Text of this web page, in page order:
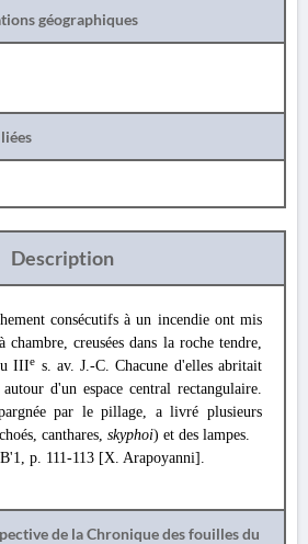
géographiques
Description
consécutifs à un incendie ont mis
chambre, creusées dans la roche tendre,
IIIe s. av. J.-C. Chacune d'elles abritait
d'un espace central rectangulaire.
par le pillage, a livré plusieurs
canthares, skyphoi) et des lampes.
p. 111-113 [X. Arapoyanni].
de la Chronique des fouilles du